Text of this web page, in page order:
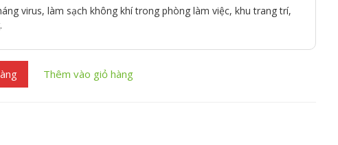
virus, làm sạch không khí trong phòng làm việc, khu trang trí,
Thêm vào giỏ hàng